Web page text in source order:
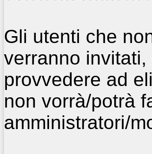
Gli utenti che
verranno
provvedere ad
non vorrà/potrà
amministratori/